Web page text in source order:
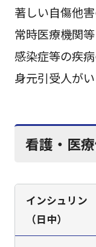
著しい自傷他
常時医療機関
感染症等の疾
身元引受人が
看護・医
インシュリン
（日中）